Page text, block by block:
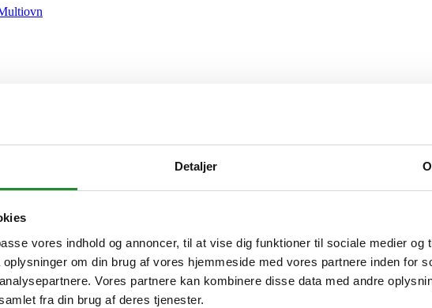
Detaljer
vores indhold og annoncer, til at vise dig funktioner til sociale medier og
om din brug af vores hjemmeside med vores partnere inden for
Vores partnere kan kombinere disse data med andre
fra din brug af deres tjenester.